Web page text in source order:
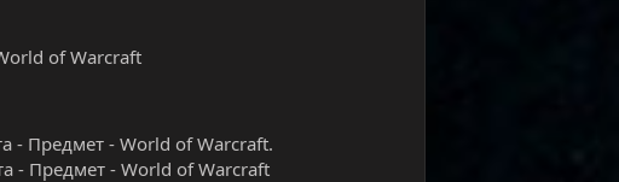
of Warcraft
- Предмет - World of Warcraft.
- Предмет - World of Warcraft